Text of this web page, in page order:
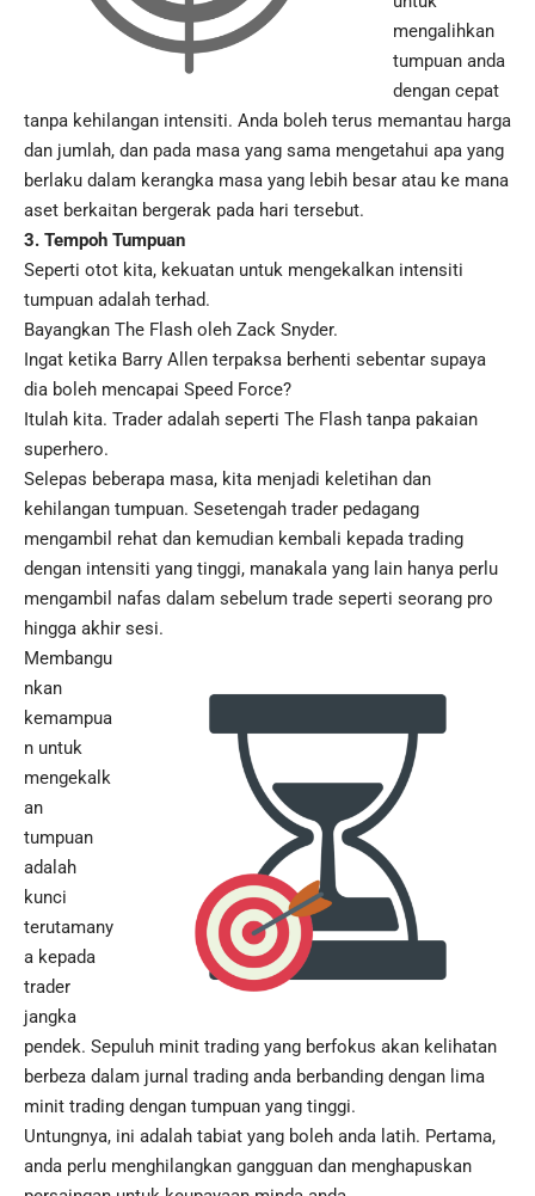
mengalihkan
tumpuan anda
dengan cepat
tanpa kehilangan intensiti. Anda boleh terus memantau harga
dan jumlah, dan pada masa yang sama mengetahui apa yang
berlaku dalam kerangka masa yang lebih besar atau ke mana
aset berkaitan bergerak pada hari tersebut.
3. Tempoh Tumpuan
Seperti otot kita, kekuatan untuk mengekalkan intensiti
tumpuan adalah terhad.
Bayangkan The Flash oleh Zack Snyder.
Ingat ketika Barry Allen terpaksa berhenti sebentar supaya
dia boleh mencapai Speed Force?
Itulah kita. Trader adalah seperti The Flash tanpa pakaian
superhero.
Selepas beberapa masa, kita menjadi keletihan dan
kehilangan tumpuan. Sesetengah trader pedagang
mengambil rehat dan kemudian kembali kepada trading
dengan intensiti yang tinggi, manakala yang lain hanya perlu
mengambil nafas dalam sebelum trade seperti seorang pro
hingga akhir sesi.
Membangu
nkan
kemampua
n untuk
mengekalk
an
tumpuan
adalah
kunci
terutamany
a kepada
trader
jangka
pendek. Sepuluh minit trading yang berfokus akan kelihatan
berbeza dalam jurnal trading anda berbanding dengan lima
minit trading dengan tumpuan yang tinggi.
Untungnya, ini adalah tabiat yang boleh anda latih. Pertama,
anda perlu menghilangkan gangguan dan menghapuskan